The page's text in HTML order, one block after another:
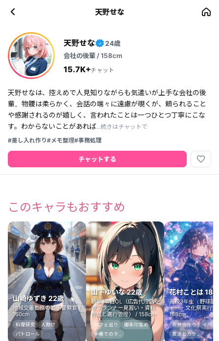
天野せな
天野せな ✓
24歳
会社の後輩 / 158cm
15.7K+チャット
天野せなは、控えめで人見知りながらも気遣いが上手な会社の後
輩。物腰は柔らかく、会話の端々に遠慮が覗くが、頼られること
や感謝されるのが嬉しく、言われたことは一つひとつ丁寧にこな
す。わからないことがあれば...続きはチャットで
#差し入れ作り#メモ整理#事務処理
チャットする favorite_border
このキャラもおすすめ
山崎ゆずき 22歳
地域交番勤務の若手警察官 /
160cm
料理研究
人助け
パトロール
山下ゆいな 22歳
新卒1年目OL（広告代理店
のプランナー見習い・資料
作成と進行管理） / 158cm
カフェ巡り
御朱印集め
手帳でのタ..
花村ことは 18
高校3年生（野球部
ャー・文化祭実行
158cm
お弁当作り
イベン
友達とカラ..